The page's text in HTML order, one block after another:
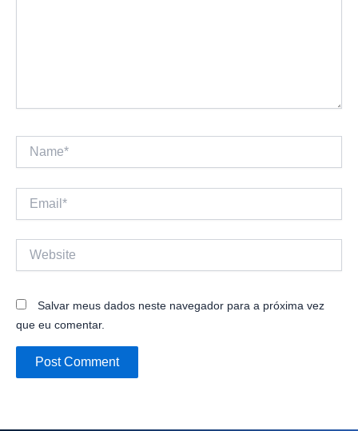
Name*
Salvar meus dados neste navegador para a próxima vez
que eu comentar.